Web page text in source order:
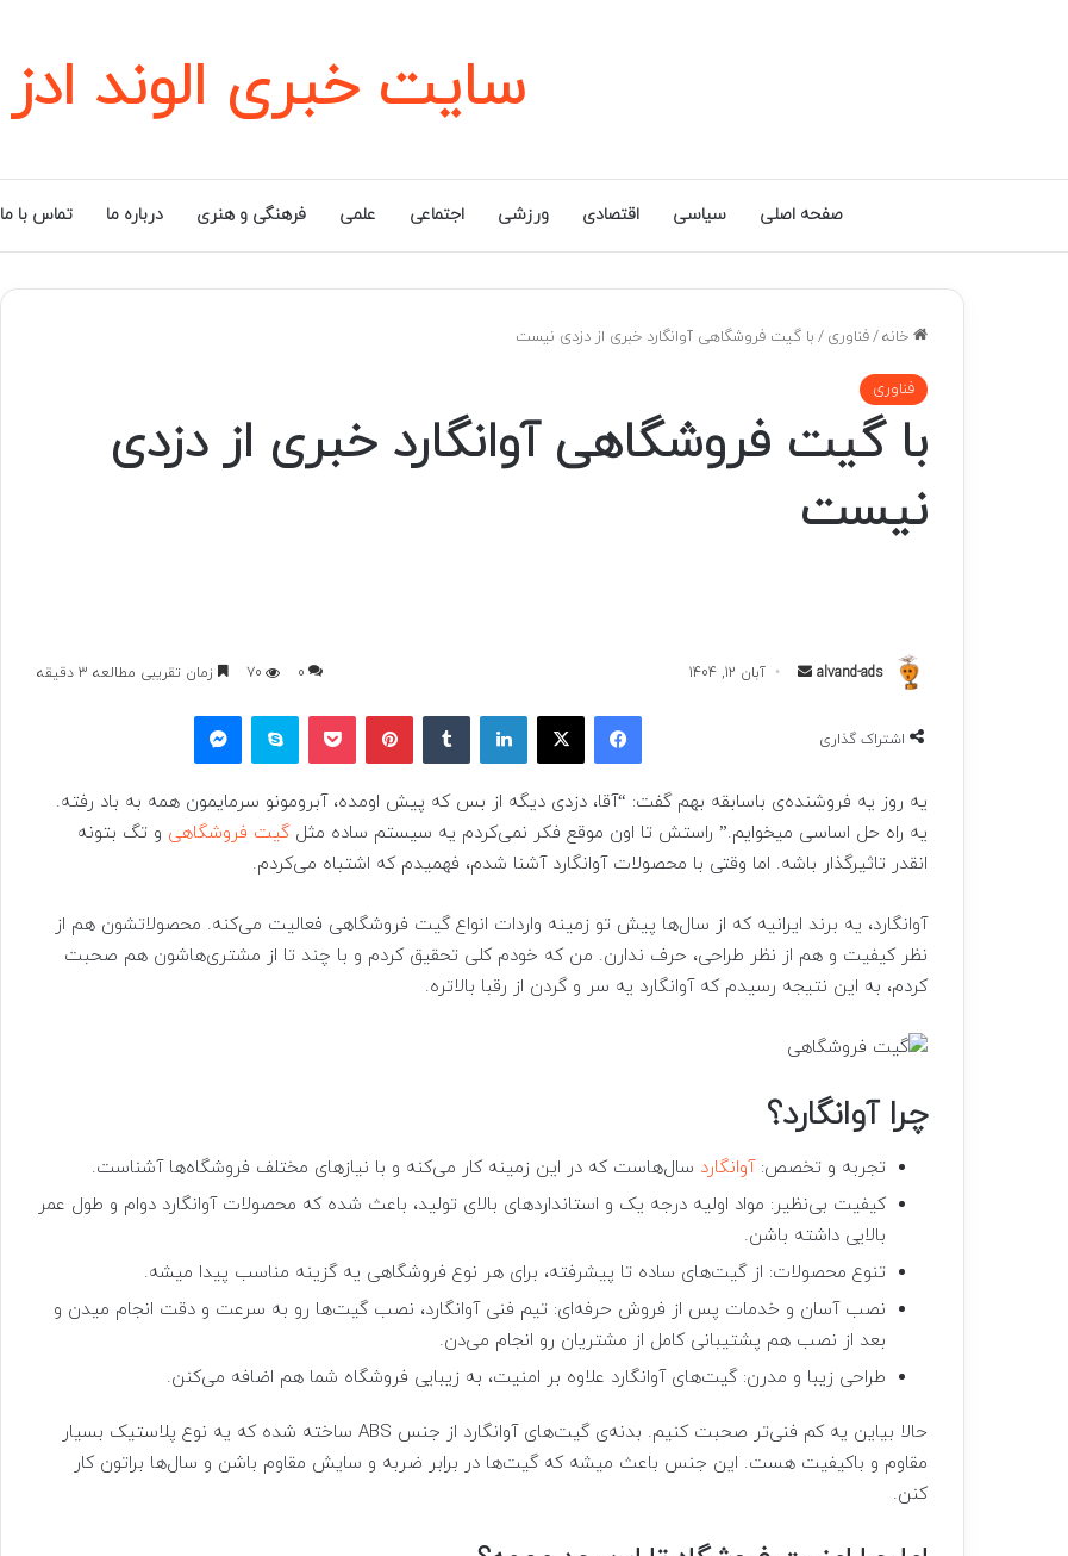
سایت خبری الوند ادز
صفحه اصلی سیاسی اقتصادی ورزشی اجتماعی علمی فرهنگی و هنری درباره ما تماس با ما
خانه/فناوری / با گیت فروشگاهی آوانگارد خبری از دزدی نیست
فناوری
با گیت فروشگاهی آوانگارد خبری از دزدی
نیست
alvand-ads
ارسال آبان 12, 1404 0
70 زمان تقریبی مطالعه 3 دقیقه
اشتراک گذاری
فیسبوکایکس لینکداینتامبلر پینتریستپاکت اسکایپ مسنجر
یه روز یه فروشنده‌ی باسابقه بهم گفت: “آقا، دزدی دیگه از بس که پیش اومده، آبرومونو سرمایمون همه به باد رفته.
یه راه حل اساسی میخوایم.” راستش تا اون موقع فکر نمی‌کردم یه سیستم ساده مثلگیت فروشگاهی و تگ بتونه
انقدر تاثیرگذار باشه. اما وقتی با محصولات آوانگارد آشنا شدم، فهمیدم که اشتباه می‌کردم.
آوانگارد، یه برند ایرانیه که از سال‌ها پیش تو زمینه واردات انواع گیت فروشگاهی فعالیت می‌کنه. محصولاتشون هم از
نظر کیفیت و هم از نظر طراحی، حرف ندارن. من که خودم کلی تحقیق کردم و با چند تا از مشتری‌هاشون هم صحبت
کردم، به این نتیجه رسیدم که آوانگارد یه سر و گردن از رقبا بالاتره.
چرا آوانگارد؟
تجربه و تخصص:آوانگارد سال‌هاست که در این زمینه کار می‌کنه و با نیازهای مختلف فروشگاه‌ها آشناست.
کیفیت بی‌نظیر: مواد اولیه درجه یک و استانداردهای بالای تولید، باعث شده که محصولات آوانگارد دوام و طول عمر
بالایی داشته باشن.
تنوع محصولات: از گیت‌های ساده تا پیشرفته، برای هر نوع فروشگاهی یه گزینه مناسب پیدا میشه.
نصب آسان و خدمات پس از فروش حرفه‌ای: تیم فنی آوانگارد، نصب گیت‌ها رو به سرعت و دقت انجام میدن و
بعد از نصب هم پشتیبانی کامل از مشتریان رو انجام می‌دن.
طراحی زیبا و مدرن: گیت‌های آوانگارد علاوه بر امنیت، به زیبایی فروشگاه شما هم اضافه می‌کنن.
حالا بیاین یه کم فنی‌تر صحبت کنیم. بدنه‌ی گیت‌های آوانگارد از جنس ABS ساخته شده که یه نوع پلاستیک بسیار
مقاوم و باکیفیت هست. این جنس باعث میشه که گیت‌ها در برابر ضربه و سایش مقاوم باشن و سال‌ها براتون کار
کنن.